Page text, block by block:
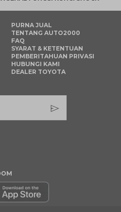
PURNA JUAL
TENTANG AUTO2000
FAQ
SYARAT & KETENTUAN
PEMBERITAHUAN PRIVASI
HUBUNGI KAMI
DEALER TOYOTA